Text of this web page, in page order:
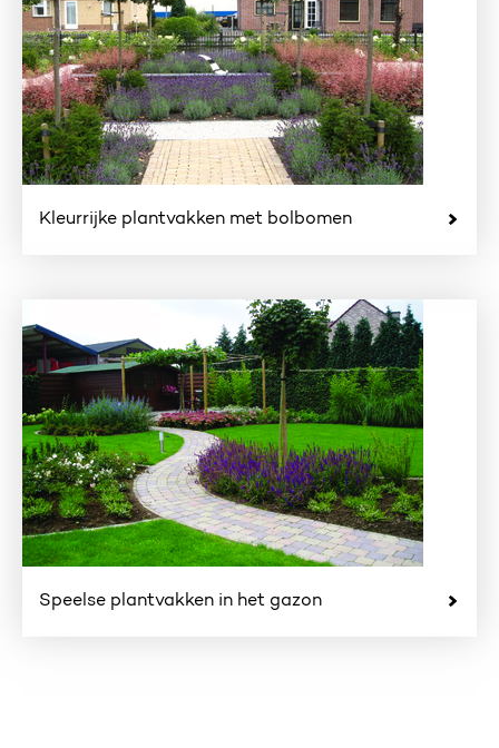
Kleurrijke plantvakken met bolbomen
Speelse plantvakken in het gazon